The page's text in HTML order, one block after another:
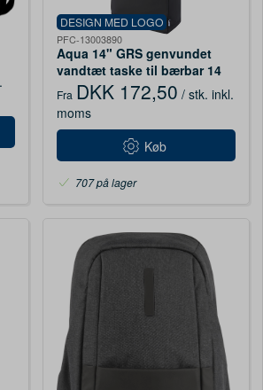
DESIGN MED LOGO
PFC-13003890
Aqua 14" GRS genvundet
vandtæt taske til bærbar 14
L, sort
Fra DKK 172,50 / stk. inkl.
moms
Køb
707 på lager